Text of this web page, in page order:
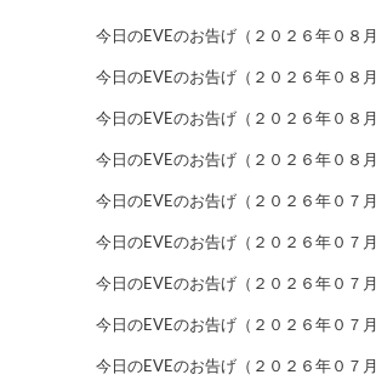
今日のEVEのお告げ（２０２６年０８月
今日のEVEのお告げ（２０２６年０８月
今日のEVEのお告げ（２０２６年０８月
今日のEVEのお告げ（２０２６年０８月
今日のEVEのお告げ（２０２６年０７月
今日のEVEのお告げ（２０２６年０７月
今日のEVEのお告げ（２０２６年０７月
今日のEVEのお告げ（２０２６年０７月
今日のEVEのお告げ（２０２６年０７月